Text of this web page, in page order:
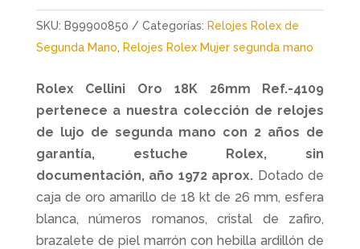
SKU: B99900850 Categorías: Relojes Rolex de
Segunda Mano
Relojes Rolex Mujer segunda mano
Rolex Cellini Oro 18K 26mm Ref.-4109
pertenece a nuestra colección de relojes
de lujo de segunda mano con 2 años de
garantía, estuche Rolex, sin
documentación, año 1972 aprox. Dotado de
caja de oro amarillo de 18 kt de 26 mm, esfera
blanca, números romanos, cristal de zafiro,
brazalete de piel marrón con hebilla ardillón de